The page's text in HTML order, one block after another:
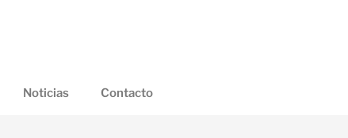
Noticias Contacto